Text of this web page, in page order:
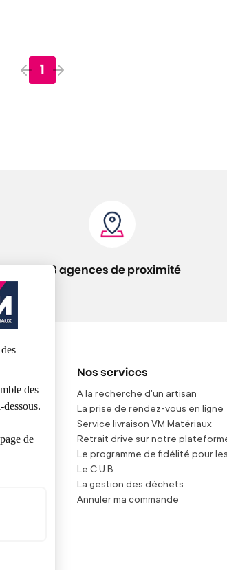
1
63 agences de proximité
Nos services
A la recherche d'un artisan
La prise de rendez-vous en ligne
Service livraison VM Matériaux
Retrait drive sur notre
Le programme de fidélité pour
Le C.U.B
La gestion des déchets
Annuler ma commande